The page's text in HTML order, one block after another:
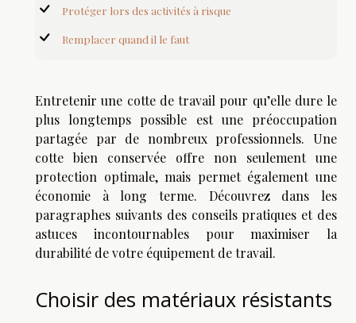
Protéger lors des activités à risque
Remplacer quand il le faut
Entretenir une cotte de travail pour qu’elle dure le
plus longtemps possible est une préoccupation
partagée par de nombreux professionnels. Une
cotte bien conservée offre non seulement une
protection optimale, mais permet également une
économie à long terme. Découvrez dans les
paragraphes suivants des conseils pratiques et des
astuces incontournables pour maximiser la
durabilité de votre équipement de travail.
Choisir des matériaux résistants